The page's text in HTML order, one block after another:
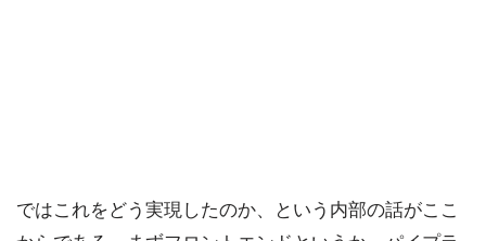
ではこれをどう実現したのか、という内部の話がここ